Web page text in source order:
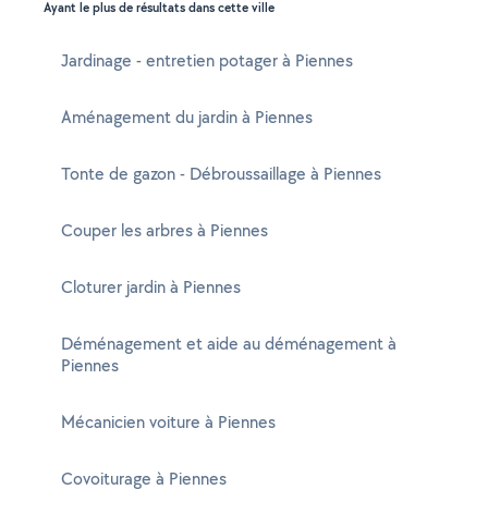
Ayant le plus de résultats dans cette ville
Jardinage - entretien potager à Piennes
Aménagement du jardin à Piennes
Tonte de gazon - Débroussaillage à Piennes
Couper les arbres à Piennes
Cloturer jardin à Piennes
Déménagement et aide au déménagement à
Piennes
Mécanicien voiture à Piennes
Covoiturage à Piennes